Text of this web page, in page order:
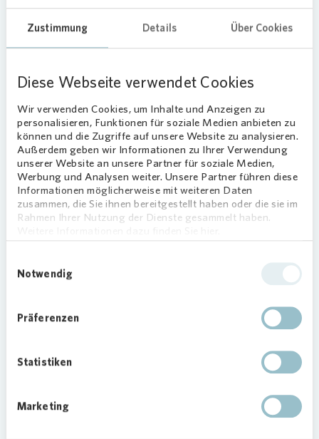
Zustimmung Details Über Cookies
Diese Webseite verwendet Cookies
Wir verwenden Cookies, um Inhalte und Anzeigen zu
personalisieren, Funktionen für soziale Medien anbieten zu
können und die Zugriffe auf unsere Website zu analysieren.
Außerdem geben wir Informationen zu Ihrer Verwendung
unserer Website an unsere Partner für soziale Medien,
Werbung und Analysen weiter. Unsere Partner führen diese
Informationen möglicherweise mit weiteren Daten
zusammen, die Sie ihnen bereitgestellt haben oder die sie im
Rahmen Ihrer Nutzung der Dienste gesammelt haben.
Notwendig
Präferenzen
Statistiken
Marketing
Sicherheitshinweis: Vonoviawird
vor Abschluss eines Mietvertrages
niemals Kautions- oder
Wir verlangen auchkeine
von Interessenten! Sollten Sie
Schreiben oder Anrufe mit
unseriösen Forderungen erhalten,
melden Sie sich bitte umgehend bei
unserem Kundenservice , da es sich
um einen Betrugsversuch handeln
könnte. Vielen Dank!